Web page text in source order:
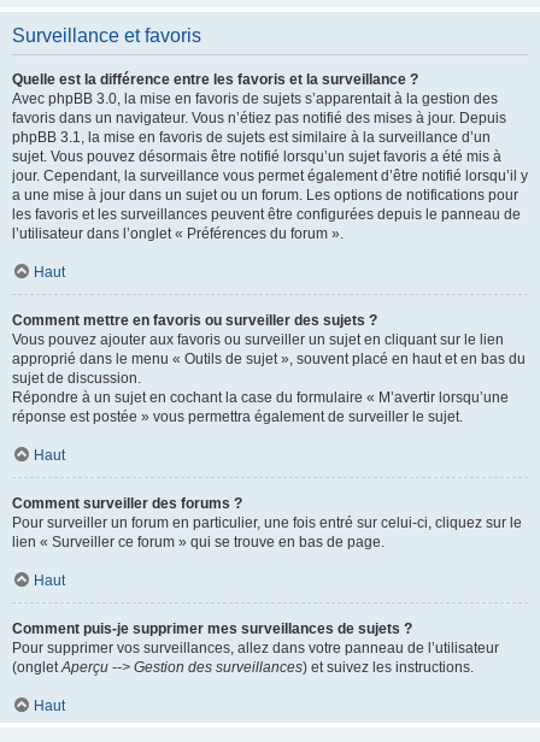
Surveillance et favoris
Quelle est la différence entre les favoris et la surveillance ?
Avec phpBB 3.0, la mise en favoris de sujets s’apparentait à la gestion des
favoris dans un navigateur. Vous n’étiez pas notifié des mises à jour. Depuis
phpBB 3.1, la mise en favoris de sujets est similaire à la surveillance d’un
sujet. Vous pouvez désormais être notifié lorsqu’un sujet favoris a été mis à
jour. Cependant, la surveillance vous permet également d’être notifié lorsqu’il y
a une mise à jour dans un sujet ou un forum. Les options de notifications pour
les favoris et les surveillances peuvent être configurées depuis le panneau de
l’utilisateur dans l’onglet « Préférences du forum ».
Haut
Comment mettre en favoris ou surveiller des sujets ?
Vous pouvez ajouter aux favoris ou surveiller un sujet en cliquant sur le lien
approprié dans le menu « Outils de sujet », souvent placé en haut et en bas du
sujet de discussion.
Répondre à un sujet en cochant la case du formulaire « M’avertir lorsqu’une
réponse est postée » vous permettra également de surveiller le sujet.
Haut
Comment surveiller des forums ?
Pour surveiller un forum en particulier, une fois entré sur celui-ci, cliquez sur le
lien « Surveiller ce forum » qui se trouve en bas de page.
Haut
Comment puis-je supprimer mes surveillances de sujets ?
Pour supprimer vos surveillances, allez dans votre panneau de l’utilisateur
(ongletAperçu --> Gestion des surveillances) et suivez les instructions.
Haut